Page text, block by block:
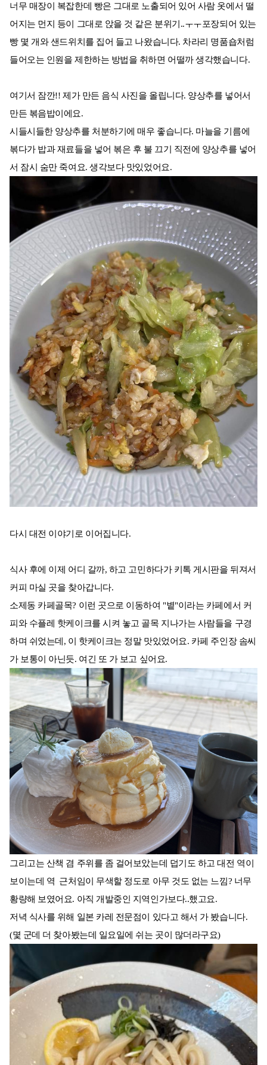
너무 매장이 복잡한데 빵은 그대로 노출되어 있어 사람 옷에서 떨
어지는 먼지 등이 그대로 앉을 것 같은 분위기..ㅜㅜ포장되어 있는
빵 몇 개와 샌드위치를 집어 들고 나왔습니다. 차라리 명품숍처럼
들어오는 인원을 제한하는 방법을 취하면 어떨까 생각했습니다.
여기서 잠깐!! 제가 만든 음식 사진을 올립니다. 양상추를 넣어서
만든 볶음밥이에요.
시들시들한 양상추를 처분하기에 매우 좋습니다. 마늘을 기름에
볶다가 밥과 재료들을 넣어 볶은 후 불 끄기 직전에 양상추를 넣어
서 잠시 숨만 죽여요. 생각보다 맛있었어요.
다시 대전 이야기로 이어집니다.
식사 후에 이제 어디 갈까, 하고 고민하다가 키톡 게시판을 뒤져서
커피 마실 곳을 찾아갑니다.
소제동 카페골목? 이런 곳으로 이동하여 "볕"이라는 카페에서 커
피와 수플레 핫케이크를 시켜 놓고 골목 지나가는 사람들을 구경
하며 쉬었는데, 이 핫케이크는 정말 맛있었어요. 카페 주인장 솜씨
가 보통이 아닌듯. 여긴 또 가 보고 싶어요.
그리고는 산책 겸 주위를 좀 걸어보았는데 덥기도 하고 대전 역이
보이는데 역 근처임이 무색할 정도로 아무 것도 없는 느낌? 너무
황량해 보였어요. 아직 개발중인 지역인가보다..했고요.
저녁 식사를 위해 일본 카레 전문점이 있다고 해서 가 봤습니다.
(몇 군데 더 찾아봤는데 일요일에 쉬는 곳이 많더라구요)